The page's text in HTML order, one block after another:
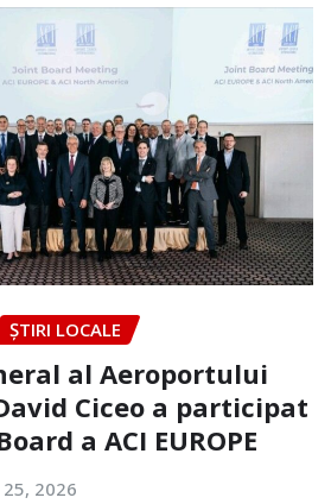
ȘTIRI LOCALE
al Aeroportului
Ciceo a participat
a ACI EUROPE
2026